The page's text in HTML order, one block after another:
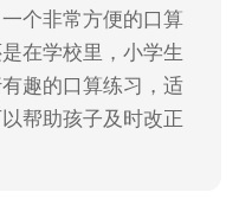
个非常方便的口算
在学校里，小学生
趣的口算练习，适
帮助孩子及时改正